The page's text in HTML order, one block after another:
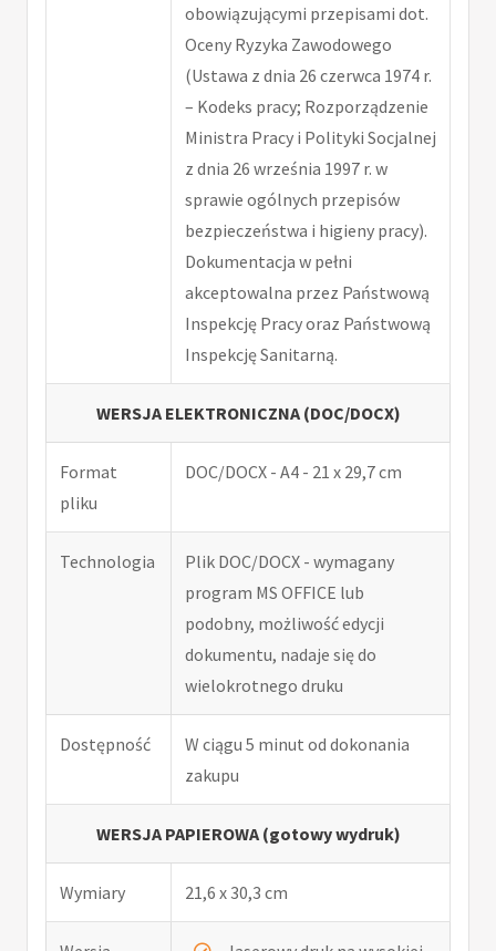
obowiązującymi przepisami dot.
Oceny Ryzyka Zawodowego
(Ustawa z dnia 26 czerwca 1974 r.
– Kodeks pracy; Rozporządzenie
Ministra Pracy i Polityki Socjalnej
z dnia 26 września 1997 r. w
sprawie ogólnych przepisów
bezpieczeństwa i higieny pracy).
Dokumentacja w pełni
akceptowalna przez Państwową
Inspekcję Pracy oraz Państwową
Inspekcję Sanitarną.
WERSJA ELEKTRONICZNA (DOC/DOCX)
Format
pliku
DOC/DOCX - A4 - 21 x 29,7 cm
Technologia
Plik DOC/DOCX - wymagany
program MS OFFICE lub
podobny, możliwość edycji
dokumentu, nadaje się do
wielokrotnego druku
Dostępność
W ciągu 5 minut od dokonania
zakupu
WERSJA PAPIEROWA (gotowy wydruk)
Wymiary 21,6 x 30,3 cm